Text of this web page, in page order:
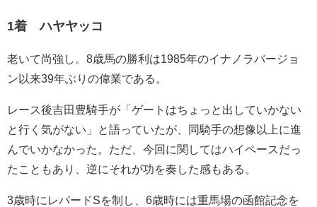
1着 ハヤヤッコ
老いて尚強し。8歳馬の勝利は1985年のイナノラバージョ
ン以来39年ぶりの偉業である。
レース後吉田豊騎手が「ゲートはちょっと出していかない
と行く気がない」と語っていたが、同騎手の想像以上に進
んでいかなかった。ただ、今回に関してはハイペースだっ
たこともあり、逆にそれが功を奏した感もある。
3歳時にレパードSを制し、6歳時には重馬場の函館記念を